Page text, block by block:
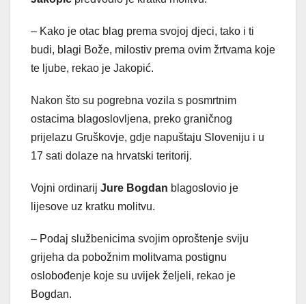
– Kako je otac blag prema svojoj djeci, tako i ti
budi, blagi Bože, milostiv prema ovim žrtvama koje
te ljube, rekao je Jakopić.
Nakon što su pogrebna vozila s posmrtnim
ostacima blagoslovljena, preko graničnog
prijelazu Gruškovje, gdje napuštaju Sloveniju i u
17 sati dolaze na hrvatski teritorij.
Vojni ordinarij Jure Bogdan blagoslovio je
lijesove uz kratku molitvu.
– Podaj službenicima svojim oproštenje sviju
grijeha da pobožnim molitvama postignu
oslobođenje koje su uvijek željeli, rekao je
Bogdan.